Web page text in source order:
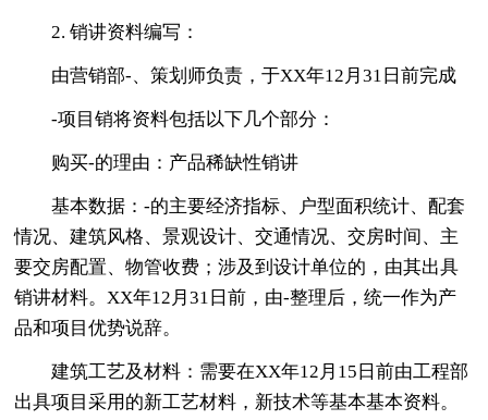
2. 销讲资料编写：
由营销部-、策划师负责，于XX年12月31日前完成
-项目销将资料包括以下几个部分：
购买-的理由：产品稀缺性销讲
基本数据：-的主要经济指标、户型面积统计、配套
情况、建筑风格、景观设计、交通情况、交房时间、主
要交房配置、物管收费；涉及到设计单位的，由其出具
销讲材料。XX年12月31日前，由-整理后，统一作为产
品和项目优势说辞。
建筑工艺及材料：需要在XX年12月15日前由工程部
出具项目采用的新工艺材料，新技术等基本基本资料。